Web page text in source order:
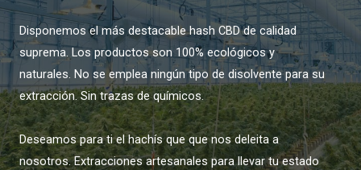
Disponemos el más destacable hash CBD de calidad
suprema. Los productos son 100% ecológicos y
naturales. No se emplea ningún tipo de disolvente para su
extracción. Sin trazas de químicos.
Deseamos para ti el hachís que que nos deleita a
nosotros. Extracciones artesanales para llevar tu estado